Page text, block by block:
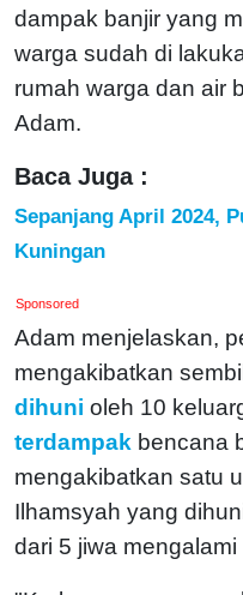
dampak banjir yang
warga sudah di
rumah warga dan air
Adam.
Baca Juga :
Sepanjang April 2024,
Kuningan
Sponsored
Adam menjelaskan,
mengakibatkan
dihuni oleh 10
terdampak bencana
mengakibatkan satu
Ilhamsyah yang
dari 5 jiwa